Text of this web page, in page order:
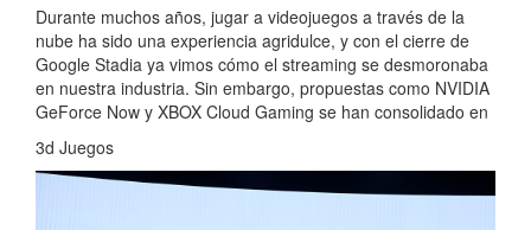
Durante muchos años, jugar a videojuegos a través de la
nube ha sido una experiencia agridulce, y con el cierre de
Google Stadia ya vimos cómo el streaming se desmoronaba
en nuestra industria. Sin embargo, propuestas como NVIDIA
GeForce Now y XBOX Cloud Gaming se han consolidado en
3d Juegos